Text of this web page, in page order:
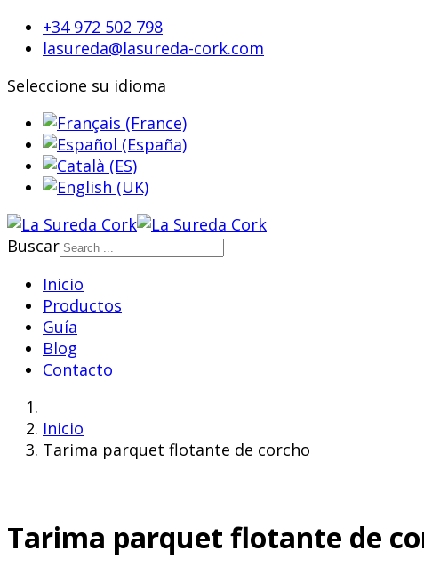
+34 972 502 798
lasureda@lasureda-cork.com
Seleccione su idioma
Buscar
Inicio
Productos
Guía
Blog
Contacto
Inicio
Tarima parquet flotante de corcho
Tarima parquet flotante de